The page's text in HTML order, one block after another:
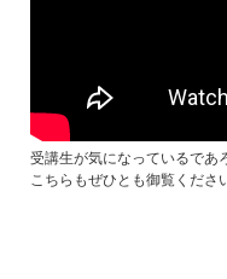
受講生が気になっているであ
こちらもぜひとも御覧くださ